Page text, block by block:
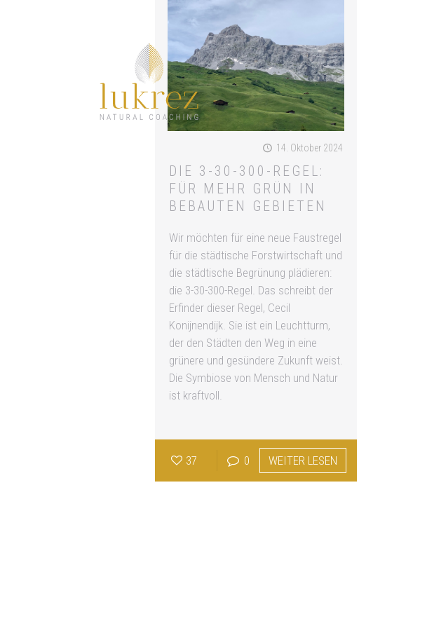
14. Oktober 2024
DIE 3-30-300-REGEL:
FÜR MEHR GRÜN IN
BEBAUTEN GEBIETEN
Wir möchten für eine neue Faustregel
für die städtische Forstwirtschaft und
die städtische Begrünung plädieren:
die 3-30-300-Regel. Das schreibt der
Erfinder dieser Regel, Cecil
Konijnendijk. Sie ist ein Leuchtturm,
der den Städten den Weg in eine
grünere und gesündere Zukunft weist.
Die Symbiose von Mensch und Natur
ist kraftvoll.
37 0 WEITER LESEN